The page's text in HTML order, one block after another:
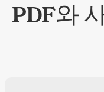
PDF와